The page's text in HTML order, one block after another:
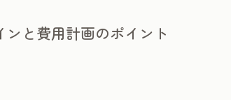
と費用計画のポイント